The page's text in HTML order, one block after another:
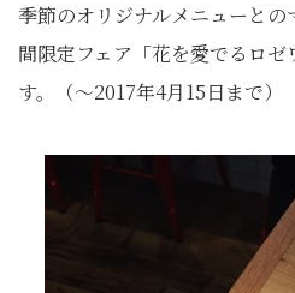
季節のオリジナルメニューと
間限定フェア「花を愛でるロ
す。（～2017年4月15日まで）